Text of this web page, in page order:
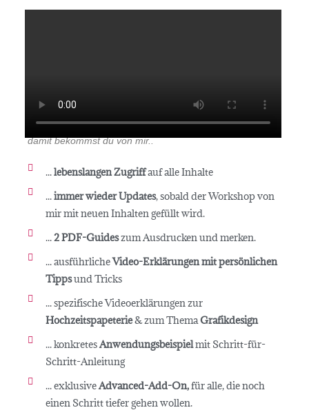
… wenn du dich für InlovewithIndesign entscheidest und
damit bekommst du von mir..
...lebenslangen Zugriffauf alle Inhalte
...immer wieder Updates, sobald der Workshop von
mir mit neuen Inhalten gefüllt wird.
...2 PDF-Guideszum Ausdrucken und merken.
... ausführlicheVideo-Erklärungen mit persönlichen
Tippsund Tricks
... spezifische Videoerklärungen zur
Hochzeitspapeterie& zum ThemaGrafikdesign
... konkretesAnwendungsbeispielmit Schritt-für-
Schritt-Anleitung
... exklusiveAdvanced-Add-On,für alle, die noch
einen Schritt tiefer gehen wollen.